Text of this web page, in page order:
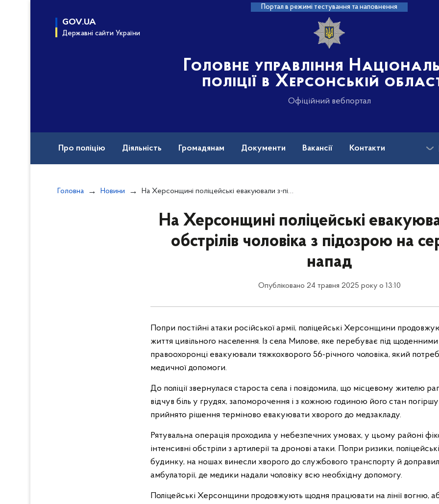
Портал в режимі тестування та наповнення
GOV.UA
Державні сайти України
Головне управління
поліції в Херсонській
Офіційний вебпортал
Про поліцію Діяльність Громадянам Документи Вакансії Контакти
Головна Новини На Херсонщині поліцейські евакуювали з-під обстрілів чоловіка з підозрою на серцевий напад
На Херсонщині поліцейські
обстрілів чоловіка з підозрою на
напад
Опубліковано 24 травня 2025 року о 13:10
Попри постійні атаки російської армії, поліцейські Херсонщини
життя цивільного населення. Із села Милове, яке перебуває під
правоохоронці евакуювали тяжкохворого 56-річного чоловіка, який
медичної допомоги.
До поліції звернулася староста села і повідомила, що місцевому жителю
відчув біль у грудях, запоморочення і з кожною годиною його стан
прийнято рішення терміново евакуювати хворого до медзакладу.
Рятувальна операція проходила у небезпечних умовах, у цьому районі
інтенсивні обстріли з артилерії та дронові атаки. Попри ризики,
будинку, на ношах винесли хворого до службового транспорту й
амбулаторії, де медики надали чоловіку всю необхідну допомогу.
Поліцейські Херсонщини продовжують щодня працювати на лінії вогню,